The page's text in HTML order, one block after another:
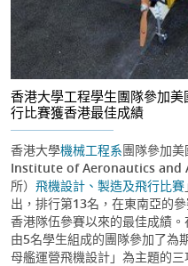
香港大學工程學生團隊參加
行比賽獲香港最佳成績
香港大學機械工程系團隊參加
Institute of Aeronautics and
所） 飛機設計、製造及飛行比賽
出，排行第13名，在東南亞的
香港隊伍參賽以來的最佳成績
由5名學生組成的團隊參加了為
母艦運營飛機設計」為主題的三